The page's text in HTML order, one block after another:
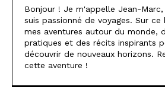
Bonjour ! Je m'appelle Jean-
suis passionné de voyages. Sur
mes aventures autour du monde,
pratiques et des récits inspirants
découvrir de nouveaux horizons.
cette aventure !